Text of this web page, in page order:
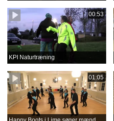
00:53
KPI Naturtræning
01:05